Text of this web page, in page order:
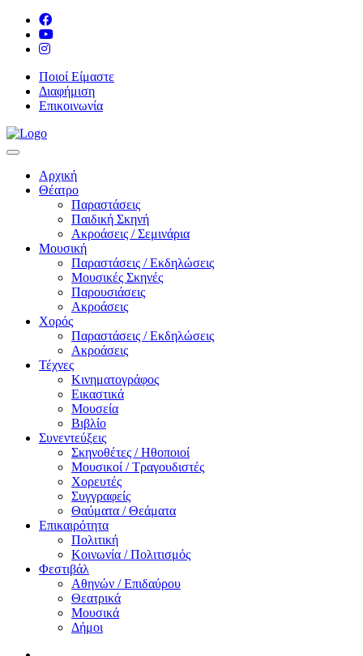
Ποιοί Είμαστε
Διαφήμιση
Επικοινωνία
Αρχική
Θέατρο
Παραστάσεις
Παιδική Σκηνή
Ακροάσεις / Σεμινάρια
Μουσική
Παραστάσεις / Εκδηλώσεις
Μουσικές Σκηνές
Παρουσιάσεις
Ακροάσεις
Χορός
Παραστάσεις / Εκδηλώσεις
Ακροάσεις
Τέχνες
Κινηματογράφος
Εικαστικά
Μουσεία
Βιβλίο
Συνεντεύξεις
Σκηνοθέτες / Ηθοποιοί
Μουσικοί / Τραγουδιστές
Χορευτές
Συγγραφείς
Θαύματα / Θεάματα
Επικαιρότητα
Πολιτική
Κοινωνία / Πολιτισμός
Φεστιβάλ
Αθηνών / Επιδαύρου
Θεατρικά
Μουσικά
Δήμοι